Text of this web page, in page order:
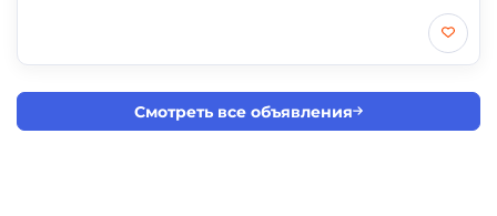
Смотреть все объявления